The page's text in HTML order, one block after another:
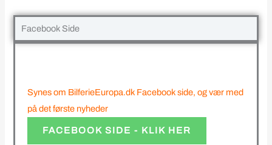
Facebook Side
Synes om BilferieEuropa.dk Facebook side, og vær med
på det første nyheder
FACEBOOK SIDE - KLIK HER